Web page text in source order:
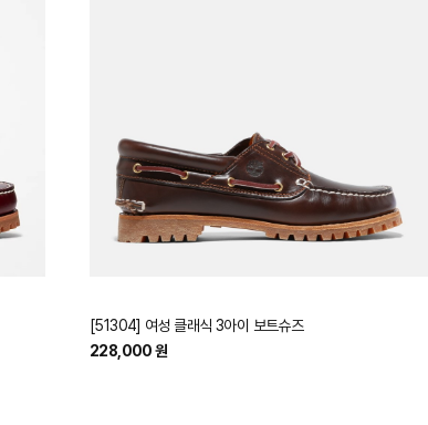
[51304] 여성 클래식 3아이 보트슈즈
228,000 원